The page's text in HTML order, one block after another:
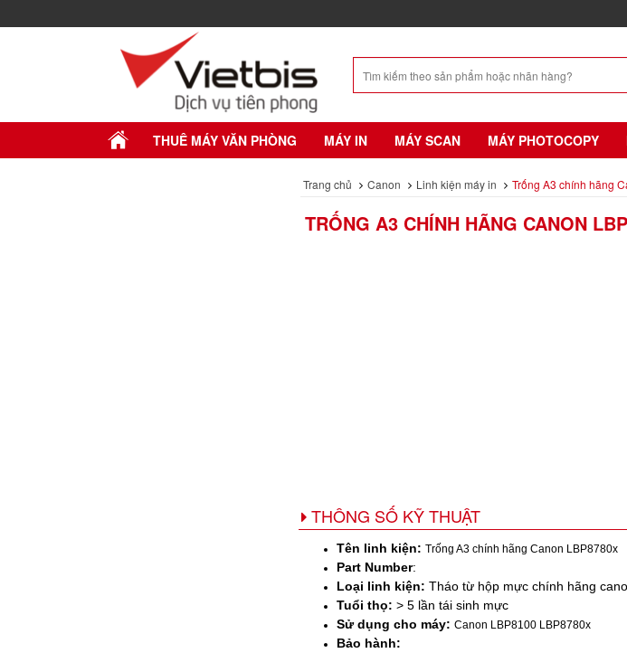
THUÊ MÁY VĂN PHÒNG MÁY IN MÁY SCAN MÁY PHOTOCOPY
Trang chủ Canon Linh kiện máy in Trống A3 chính hãng
TRỐNG A3 CHÍNH HÃNG CANON
THÔNG SỐ KỸ THUẬT
Tên linh kiện: Trống A3 chính hãng Canon LBP8780x
Part Number:
Loại linh kiện: Tháo từ hộp mực chính hãng
Tuổi thọ: > 5 lần tái sinh mực
Sử dụng cho máy: Canon LBP8100 LBP8780x
Bảo hành: